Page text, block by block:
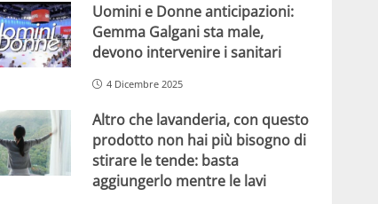
Uomini e Donne anticipazioni:
Gemma Galgani sta male,
devono intervenire i sanitari
4 Dicembre 2025
Altro che lavanderia, con questo
prodotto non hai più bisogno di
stirare le tende: basta
aggiungerlo mentre le lavi